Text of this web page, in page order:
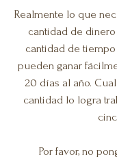
Realmente lo que
cantidad de
cantidad de
pueden ganar
20 días al año.
cantidad lo logra
Por favor, no